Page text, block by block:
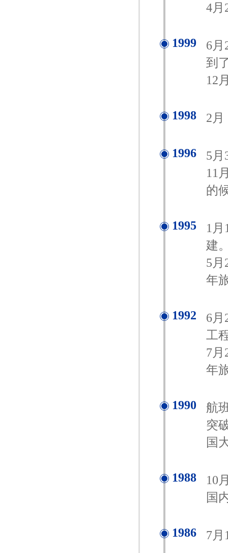
4月
1999
6
到
12
1998 2
1996
5
11
的
1995
1
建
5
年
1992
6
工
7
年
1990
航
突
国
1988
10
国
1986 7